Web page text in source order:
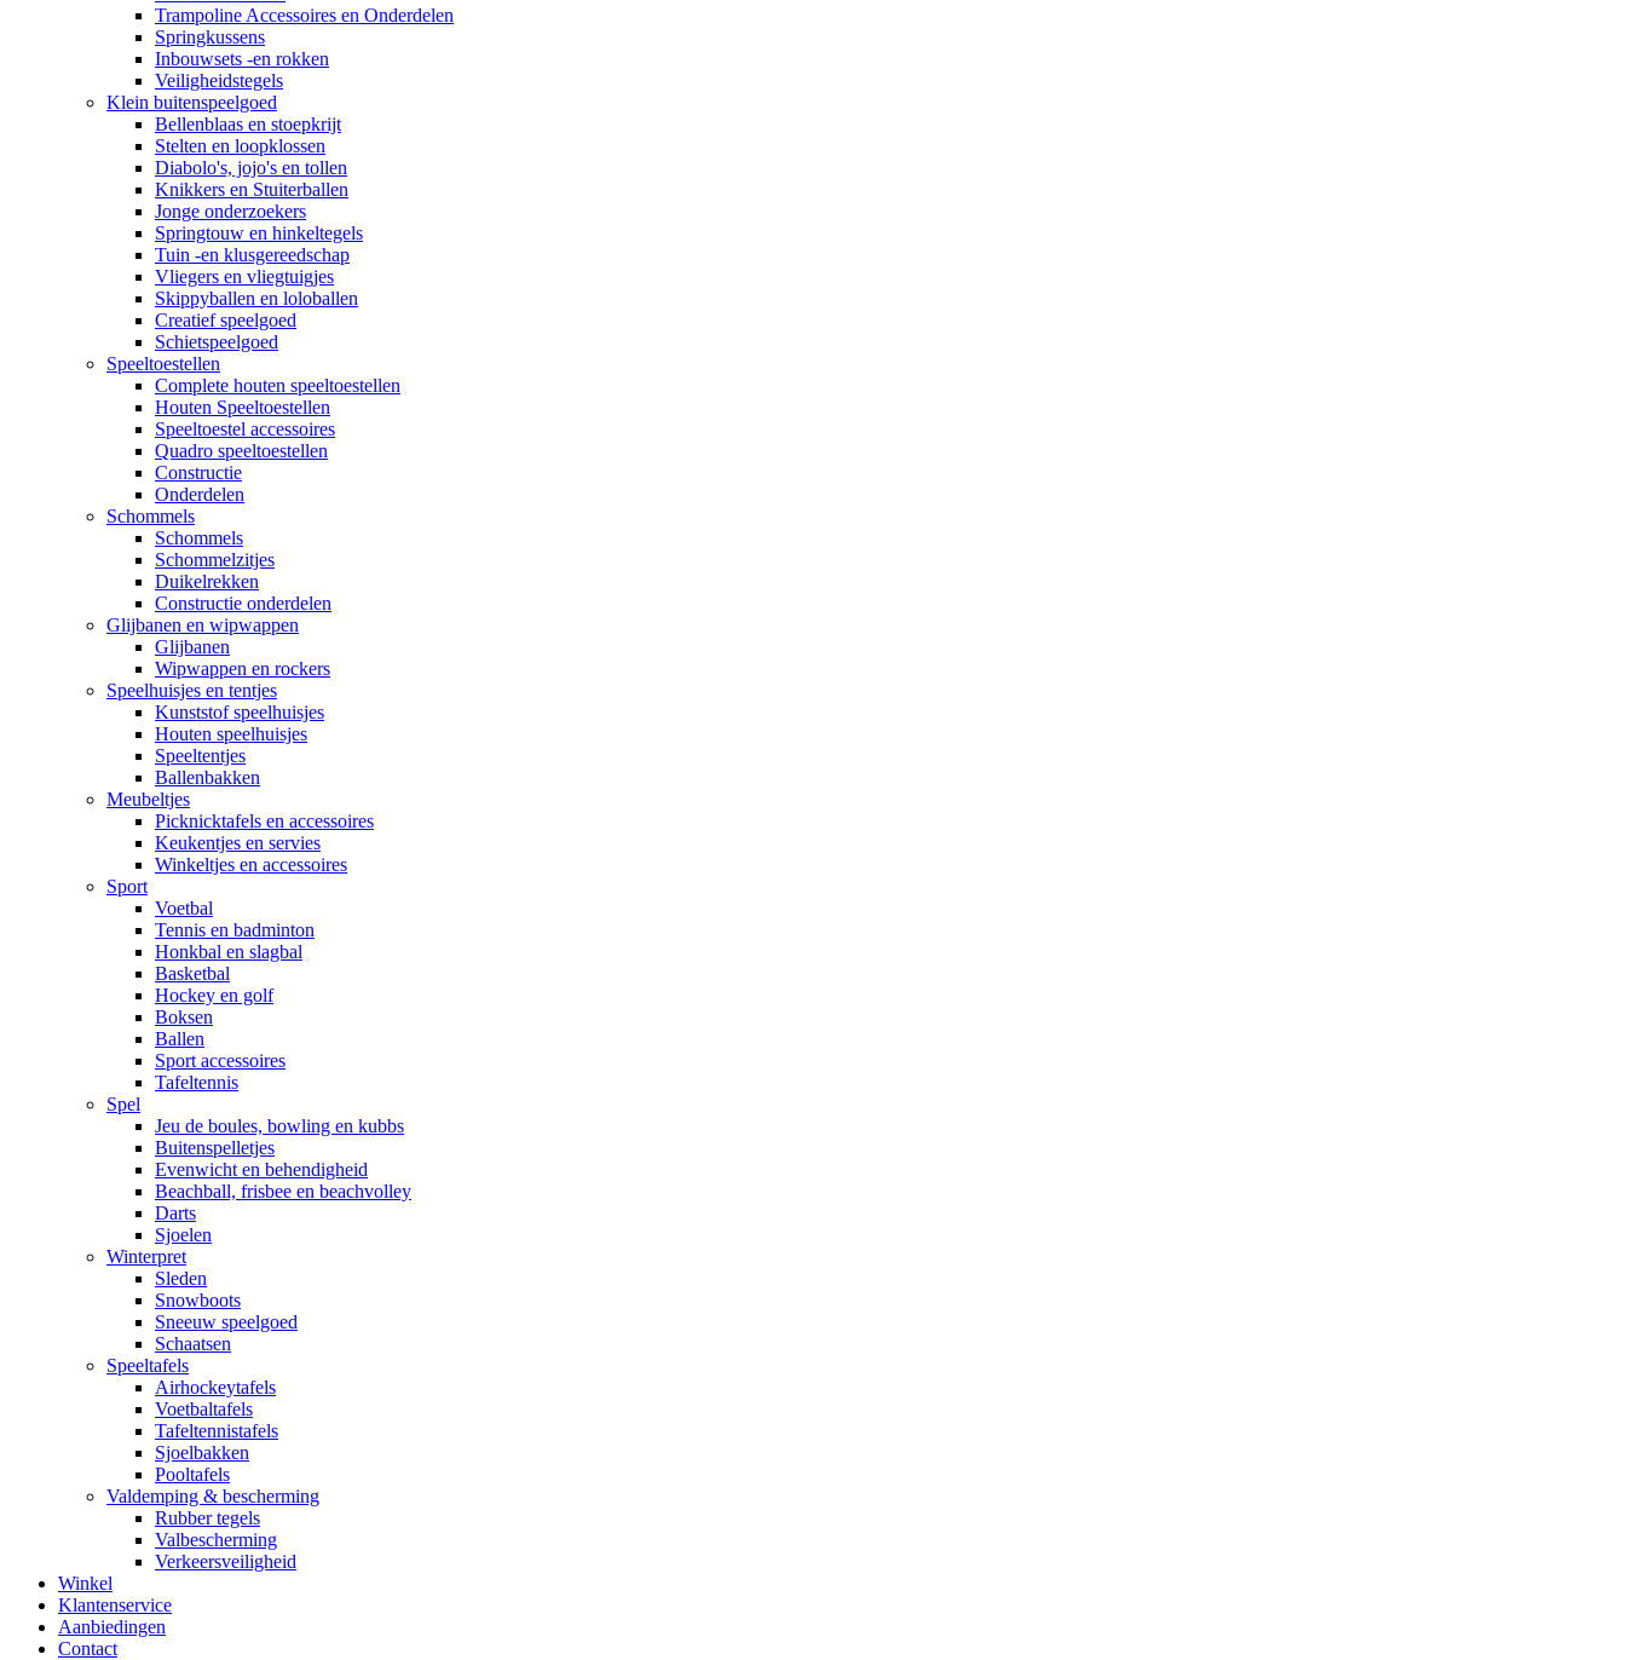
Trampoline Accessoires en Onderdelen
Springkussens
Inbouwsets -en rokken
Veiligheidstegels
Klein buitenspeelgoed
Bellenblaas en stoepkrijt
Stelten en loopklossen
Diabolo's, jojo's en tollen
Knikkers en Stuiterballen
Jonge onderzoekers
Springtouw en hinkeltegels
Tuin -en klusgereedschap
Vliegers en vliegtuigjes
Skippyballen en loloballen
Creatief speelgoed
Schietspeelgoed
Speeltoestellen
Complete houten speeltoestellen
Houten Speeltoestellen
Speeltoestel accessoires
Quadro speeltoestellen
Constructie
Onderdelen
Schommels
Schommels
Schommelzitjes
Duikelrekken
Constructie onderdelen
Glijbanen en wipwappen
Glijbanen
Wipwappen en rockers
Speelhuisjes en tentjes
Kunststof speelhuisjes
Houten speelhuisjes
Speeltentjes
Ballenbakken
Meubeltjes
Picknicktafels en accessoires
Keukentjes en servies
Winkeltjes en accessoires
Sport
Voetbal
Tennis en badminton
Honkbal en slagbal
Basketbal
Hockey en golf
Boksen
Ballen
Sport accessoires
Tafeltennis
Spel
Jeu de boules, bowling en kubbs
Buitenspelletjes
Evenwicht en behendigheid
Beachball, frisbee en beachvolley
Darts
Sjoelen
Winterpret
Sleden
Snowboots
Sneeuw speelgoed
Schaatsen
Speeltafels
Airhockeytafels
Voetbaltafels
Tafeltennistafels
Sjoelbakken
Pooltafels
Valdemping & bescherming
Rubber tegels
Valbescherming
Verkeersveiligheid
Winkel
Klantenservice
Aanbiedingen
Contact